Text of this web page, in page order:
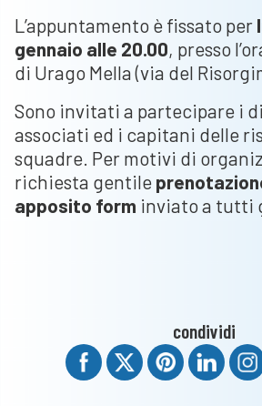
L’appuntamento è fissato per
gennaio alle 20.00, presso
di Urago Mella (via del
Sono invitati a partecipare i
associati ed i capitani delle
squadre. Per motivi di
richiesta gentile
apposito form inviato a tutti
condividi